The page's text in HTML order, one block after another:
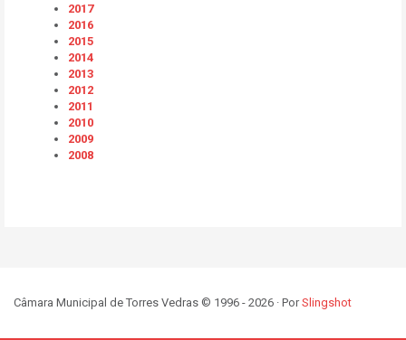
2017
2016
2015
2014
2013
2012
2011
2010
2009
2008
Câmara Municipal de Torres Vedras © 1996 - 2026 · PorSlingshot